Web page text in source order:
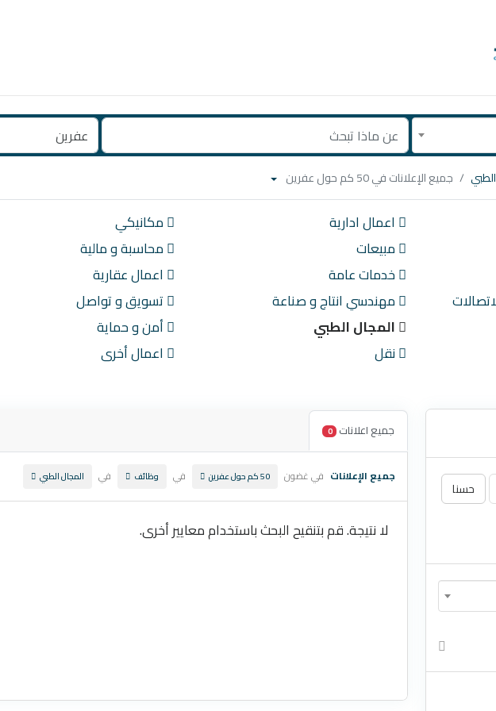
جميع الإعلانات في 50 كم حول عفرين
اعمال ادارية مكانيكي
مبيعات محاسبة و مالية
خدمات عامة اعمال عقارية
مهندسي انتاج و صناعة تسويق و تواصل
المجال الطبي أمن و حماية
نقل اعمال أخرى
حسنا
جميع اعلانات 0
جميع الإعلانات في غضون 50 كم حول عفرين في وظائف في المجال الطبي
لا نتيجة. قم بتنقيح البحث باستخدام معايير أخرى.